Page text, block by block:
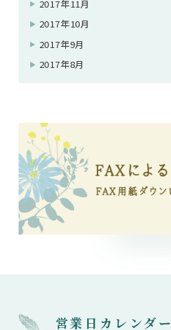
2017年11月
2017年10月
2017年9月
2017年8月
営業日カレンダー